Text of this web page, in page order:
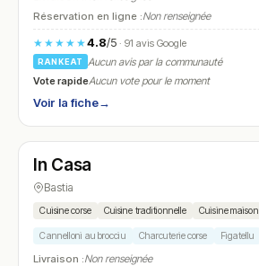
Réservation en ligne :Non renseignée
★★★★★4.8/5· 91 avis Google
RANKEAT
Aucun avis par la communauté
Vote rapideAucun vote pour le moment
Voir la fiche→
N° 20
In Casa
Bastia
Cuisine corse Cuisine traditionnelle Cuisine maison
Cannelloni au brocciu Charcuterie corse Figatellu
Livraison :Non renseignée